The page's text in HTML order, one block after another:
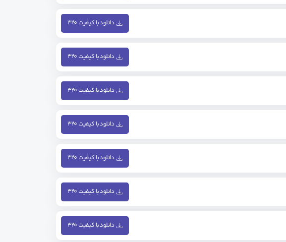
دانلود با کیفیت ۳۲۰
دانلود با کیفیت ۳۲۰
دانلود با کیفیت ۳۲۰
دانلود با کیفیت ۳۲۰
دانلود با کیفیت ۳۲۰
دانلود با کیفیت ۳۲۰
دانلود با کیفیت ۳۲۰